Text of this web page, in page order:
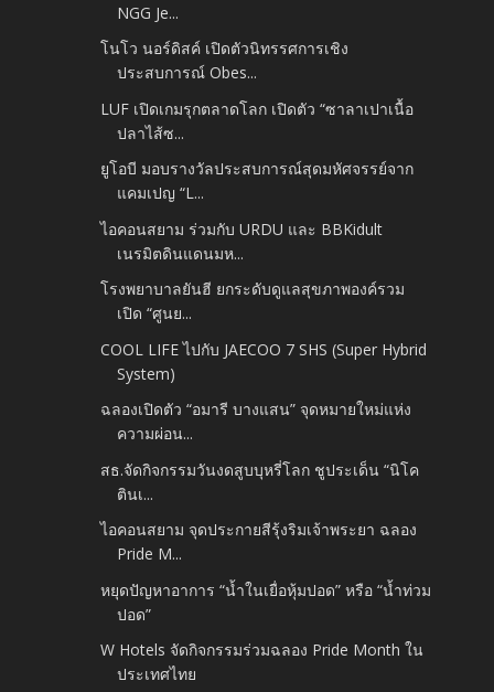
NGG Je...
โนโว นอร์ดิสค์ เปิดตัวนิทรรศการเชิง
ประสบการณ์ Obes...
LUF เปิดเกมรุกตลาดโลก เปิดตัว “ซาลาเปาเนื้อ
ปลาไส้ซ...
ยูโอบี มอบรางวัลประสบการณ์สุดมหัศจรรย์จาก
แคมเปญ “L...
ไอคอนสยาม ร่วมกับ URDU และ BBKidult
เนรมิตดินแดนมห...
โรงพยาบาลยันฮี ยกระดับดูแลสุขภาพองค์รวม
เปิด “ศูนย...
COOL LIFE ไปกับ JAECOO 7 SHS (Super Hybrid
System)
ฉลองเปิดตัว “อมารี บางแสน” จุดหมายใหม่แห่ง
ความผ่อน...
สธ.จัดกิจกรรมวันงดสูบบุหรี่โลก ชูประเด็น “นิโค
ตินเ...
ไอคอนสยาม จุดประกายสีรุ้งริมเจ้าพระยา ฉลอง
Pride M...
หยุดปัญหาอาการ “น้ำในเยื่อหุ้มปอด” หรือ “น้ำท่วม
ปอด”
W Hotels จัดกิจกรรมร่วมฉลอง Pride Month ใน
ประเทศไทย